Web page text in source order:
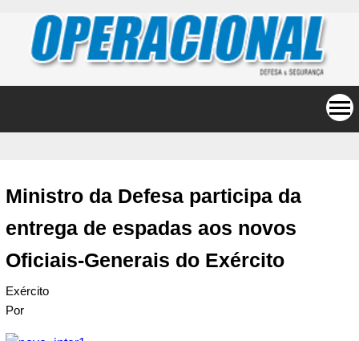
Ministro da Defesa participa da
entrega de espadas aos novos
Oficiais-Generais do Exército
Exército
Por